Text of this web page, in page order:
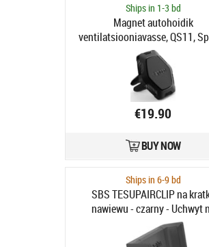
Ships in 1-3 bd
Magnet autohoidik
ventilatsiooniavasse, QS11,
€19.90
BUY NOW
Ships in 6-9 bd
SBS TESUPAIRCLIP na
nawiewu - czarny - Uchwyt
smartfona na kratkę nawiewu -
czarny